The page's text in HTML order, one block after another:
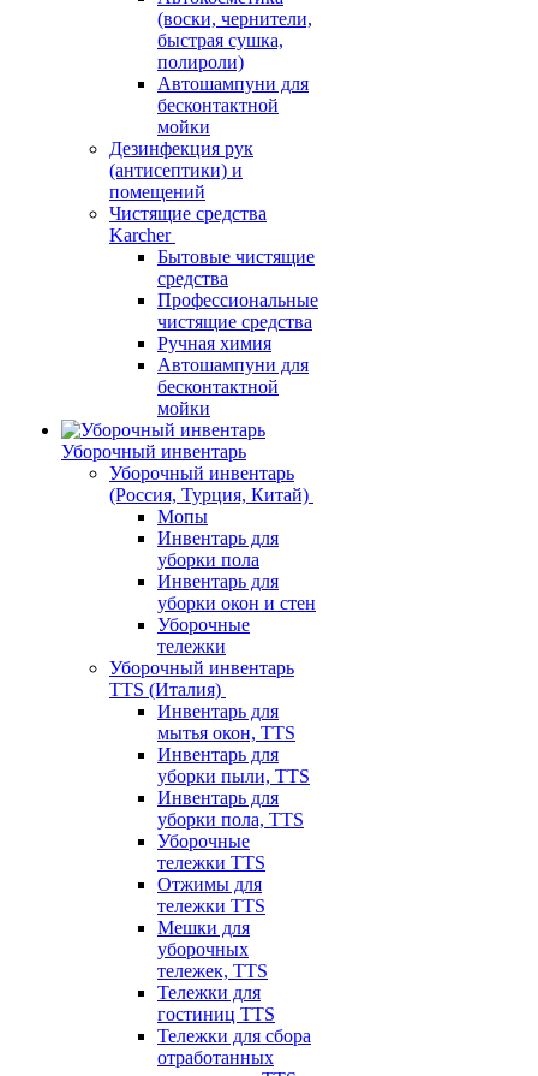
(воски, чернители,
быстрая сушка,
полироли)
Автошампуни для
бесконтактной
мойки
Дезинфекция рук
(антисептики) и
помещений
Чистящие средства
Karcher
Бытовые чистящие
средства
Профессиональные
чистящие средства
Ручная химия
Автошампуни для
бесконтактной
мойки
Уборочный инвентарь
Уборочный инвентарь
(Россия, Турция, Китай)
Мопы
Инвентарь для
уборки пола
Инвентарь для
уборки окон и стен
Уборочные
тележки
Уборочный инвентарь
TTS (Италия)
Инвентарь для
мытья окон, TTS
Инвентарь для
уборки пыли, TTS
Инвентарь для
уборки пола, TTS
Уборочные
тележки TTS
Отжимы для
тележки TTS
Мешки для
уборочных
тележек, TTS
Тележки для
гостиниц TTS
Тележки для сбора
отработанных